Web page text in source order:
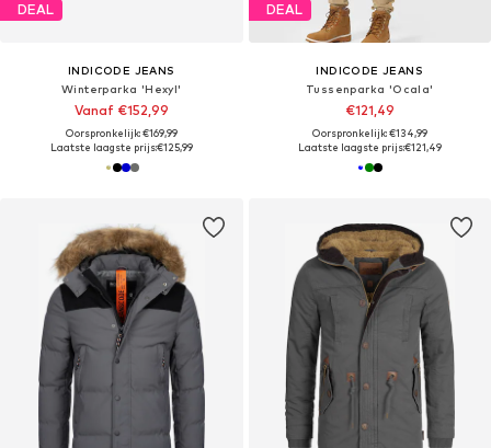
DEAL
INDICODE JEANS
Winterparka 'Hexyl'
Vanaf €152,99
Oorspronkelijk: €169,99
Laatste laagste prijs:€125,99
DEAL
INDICODE JEANS
Tussenparka 'Ocala'
€121,49
Oorspronkelijk: €134,99
Laatste laagste prijs:€121,49